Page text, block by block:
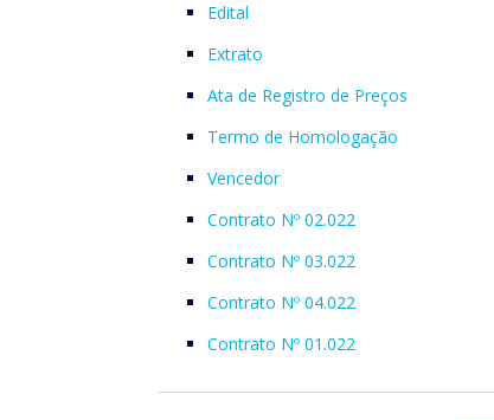
Edital
Extrato
Ata de Registro de Preços
Termo de Homologação
Vencedor
Contrato Nº 02.022
Contrato Nº 03.022
Contrato Nº 04.022
Contrato Nº 01.022